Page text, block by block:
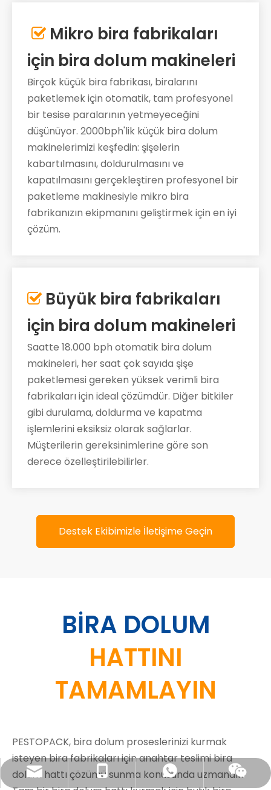
 Mikro bira fabrikaları
için bira dolum makineleri
Birçok küçük bira fabrikası, biralarını
paketlemek için otomatik, tam profesyonel
bir tesise paralarının yetmeyeceğini
düşünüyor. 2000bph'lik küçük bira dolum
makinelerimizi keşfedin: şişelerin
kabartılmasını, doldurulmasını ve
kapatılmasını gerçekleştiren profesyonel bir
paketleme makinesiyle mikro bira
fabrikanızın ekipmanını geliştirmek için en iyi
çözüm.
 Büyük bira fabrikaları
için bira dolum makineleri
Saatte 18.000 bph otomatik bira dolum
makineleri, her saat çok sayıda şişe
paketlemesi gereken yüksek verimli bira
fabrikaları için ideal çözümdür. Diğer bitkiler
gibi durulama, doldurma ve kapatma
işlemlerini eksiksiz olarak sağlarlar.
Müşterilerin gereksinimlerine göre son
derece özelleştirilebilirler.
Destek Ekibimizle İletişime Geçin
BİRA DOLUM
HATTINI
TAMAMLAYIN
PESTOPACK, bira dolum proseslerinizi kurmak
isteyen bira fabrikaları için anahtar teslimi bira
dolum hattı çözümü sunma konusunda uzmandır.
sales@pestopack.com
18151995436
WhatsApp
Wechat